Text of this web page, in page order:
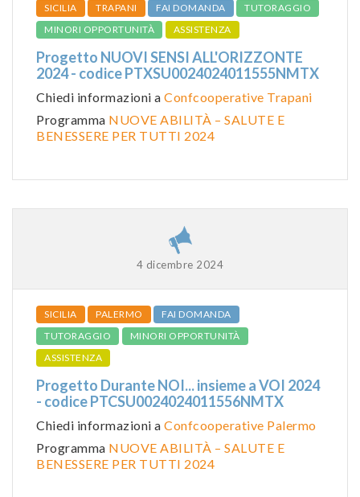
SICILIA TRAPANI FAI DOMANDA
TUTORAGGIO
MINORI OPPORTUNITÀ
ASSISTENZA
Progetto NUOVI SENSI ALL'ORIZZONTE
2024 - codice PTXSU0024024011555NMTX
Chiedi informazioni a Confcooperative Trapani
Programma NUOVE ABILITÀ – SALUTE E
BENESSERE PER TUTTI 2024
4 dicembre 2024
SICILIA PALERMO
FAI DOMANDA
TUTORAGGIO
MINORI OPPORTUNITÀ
ASSISTENZA
Progetto Durante NOI... insieme a VOI 2024
- codice PTCSU0024024011556NMTX
Chiedi informazioni a Confcooperative Palermo
Programma NUOVE ABILITÀ – SALUTE E
BENESSERE PER TUTTI 2024